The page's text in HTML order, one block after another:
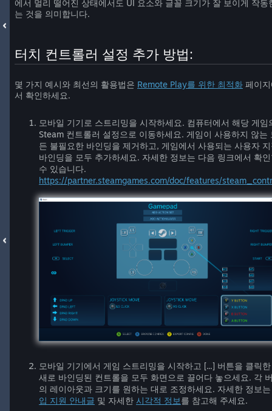
에서 멀리 떨어진 상태에서도 UI 요소와 글꼴 크기가 잘 보이게 작동
는 것을 의미합니다.
터치 컨트롤러 설정 추가 방법:
몇 가지 예시와 최선의 활용법은 Remote Play를 위한 최적화 페이
서 확인하세요.
모바일 기기로 스트리밍을 시작하세요. 컴퓨터에서 해당 게임
Steam 컨트롤러 설정으로 이동하세요. 게임이 사용하지 않는
든 불필요한 바인딩을 제거하고, 게임에서 사용되는 사용자
바인딩을 모두 추가하세요. 자세한 정보는 다음 링크에서 확
수 있습니다.
https://partner.steamgames.com/doc/features/
모바일 기기에서 게임 스트리밍을 시작하고 [...] 버튼을 클릭
새로 바인딩된 컨트롤을 모두 화면으로 끌어다 놓으세요. 각
의 레이아웃과 크기를 원하는 대로 조정하세요. 자세한 정보
입 지원 안내글 및 자세한 시각적 정보를 참고해 주세요.